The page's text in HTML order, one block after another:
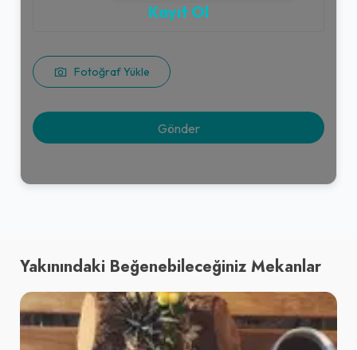
Fotoğraf Yükle
Kayıt Ol
Yakınındaki Beğenebileceğiniz Mekanlar